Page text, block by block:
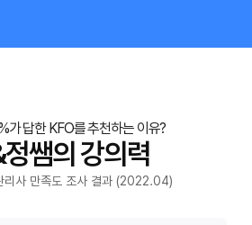
가 답한 KFO를 추천하는 이유?
쌤의 강의력
리사 만족도 조사 결과 (2022.04)